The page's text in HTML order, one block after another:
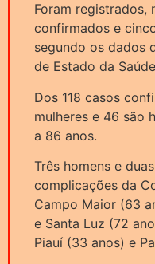
Foram registrados,
confirmados e
segundo os dados
de Estado da
Dos 118 casos
mulheres e 46 são
a 86 anos.
Três homens e
complicações da
Campo Maior (63
e Santa Luz (72
Piauí (33 anos) e